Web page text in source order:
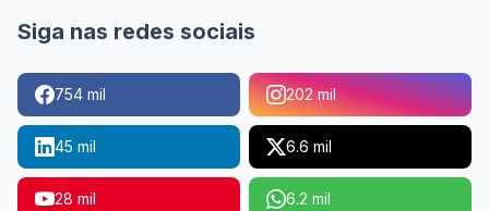
Siga nas redes sociais
754 mil 202 mil
45 mil 6.6 mil
28 mil 6.2 mil